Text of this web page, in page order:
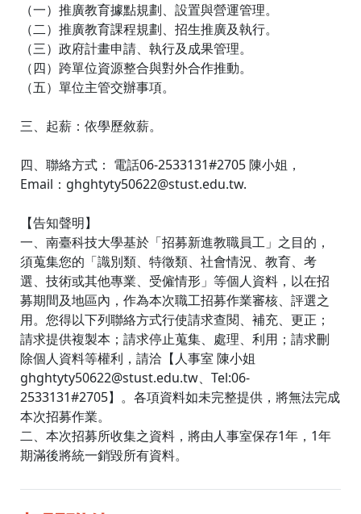
（一）推廣教育據點規劃、設置與營運管理。
（二）推廣教育課程規劃、招生推廣及執行。
（三）政府計畫申請、執行及成果管理。
（四）跨單位資源整合與對外合作推動。
（五）單位主管交辦事項。
三、起薪：依學歷敘薪。
四、聯絡方式： 電話06-2533131#2705 陳小姐，
Email：ghghtyty50622@stust.edu.tw.
【告知聲明】
一、南臺科技大學基於「招募新進教職員工」之目的，
須蒐集您的「識別類、特徵類、社會情況、教育、考
選、技術或其他專業、受僱情形」等個人資料，以在招
募期間及地區內，作為本次職工招募作業審核、評選之
用。您得以下列聯絡方式行使請求查閱、補充、更正；
請求提供複製本；請求停止蒐集、處理、利用；請求刪
除個人資料等權利，請洽【人事室 陳小姐
ghghtyty50622@stust.edu.tw、Tel:06-
2533131#2705】。各項資料如未完整提供，將無法完成
本次招募作業。
二、本次招募所收集之資料，將由人事室保存1年，1年
期滿後將統一銷毀所有資料。